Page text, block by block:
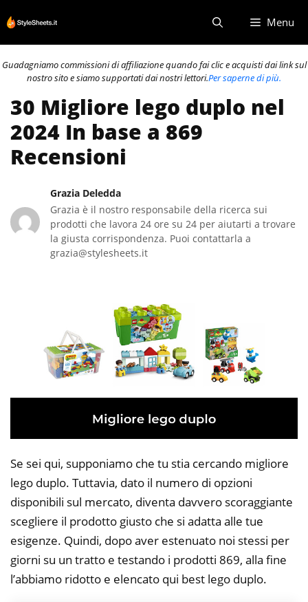
al
contenuto
Menu
Guadagniamo commissioni di affiliazione quando fai clic e acquisti dai link sul
nostro sito e siamo supportati dai nostri lettori.Per saperne di più.
30 Migliore lego duplo nel
2024 In base a 869
Recensioni
Grazia Deledda
Grazia è il nostro responsabile della ricerca sui
prodotti che lavora 24 ore su 24 per aiutarti a trovare
la giusta corrispondenza. Puoi contattarla a
grazia@stylesheets.it
Se sei qui, supponiamo che tu stia cercando migliore
lego duplo. Tuttavia, dato il numero di opzioni
disponibili sul mercato, diventa davvero scoraggiante
scegliere il prodotto giusto che si adatta alle tue
esigenze. Quindi, dopo aver estenuato noi stessi per
giorni su un tratto e testando i prodotti 869, alla fine
l’abbiamo ridotto e elencato qui best lego duplo.